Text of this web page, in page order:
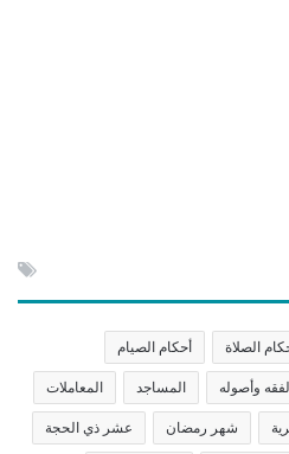
الصلاة أحكام الصيام
وأصوله المساجد المعاملات
شهر رمضان عشر ذي الحجة